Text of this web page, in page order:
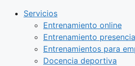
Servicios
Entrenamiento online
Entrenamiento
Entrenamientos para
Docencia deportiva